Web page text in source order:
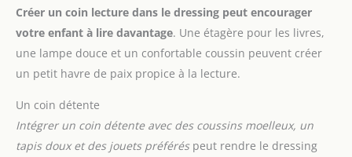
Créer un coin lecture dans le dressing peut encourager
votre enfant à lire davantage. Une étagère pour les livres,
une lampe douce et un confortable coussin peuvent créer
un petit havre de paix propice à la lecture.
Un coin détente
Intégrer un coin détente avec des coussins moelleux, un
tapis doux et des jouets préféréspeut rendre le dressing